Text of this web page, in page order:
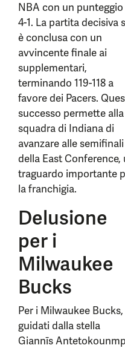
NBA con un
4-1. La partita decisiva
è conclusa con un
avvincente finale ai
supplementari,
terminando 119-118 a
favore dei Pacers.
successo permette alla
squadra di Indiana di
avanzare alle semifinali
della East Conference,
traguardo importante
la franchigia.
Delusione
per i
Milwaukee
Bucks
Per i Milwaukee Bucks,
guidati dalla stella
Giannīs